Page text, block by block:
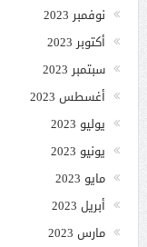
نوفمبر 2023
أكتوبر 2023
سبتمبر 2023
أغسطس 2023
يوليو 2023
يونيو 2023
مايو 2023
أبريل 2023
مارس 2023